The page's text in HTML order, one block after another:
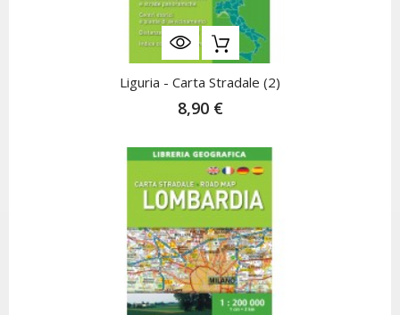
Liguria - Carta Stradale (2)
8,90 €